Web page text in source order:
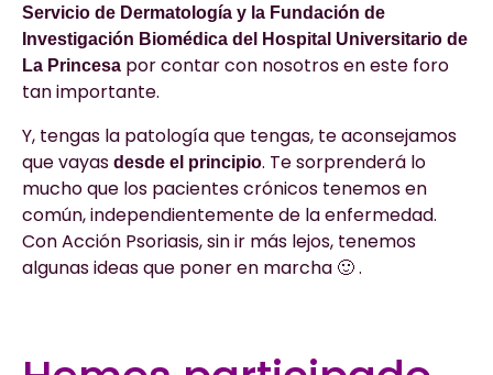
Servicio de Dermatología y la Fundación de
Investigación Biomédica del Hospital Universitario de
La Princesa por contar con nosotros en este foro
tan importante.
Y, tengas la patología que tengas, te aconsejamos
que vayas desde el principio. Te sorprenderá lo
mucho que los pacientes crónicos tenemos en
común, independientemente de la enfermedad.
Con Acción Psoriasis, sin ir más lejos, tenemos
algunas ideas que poner en marcha 🙂 .